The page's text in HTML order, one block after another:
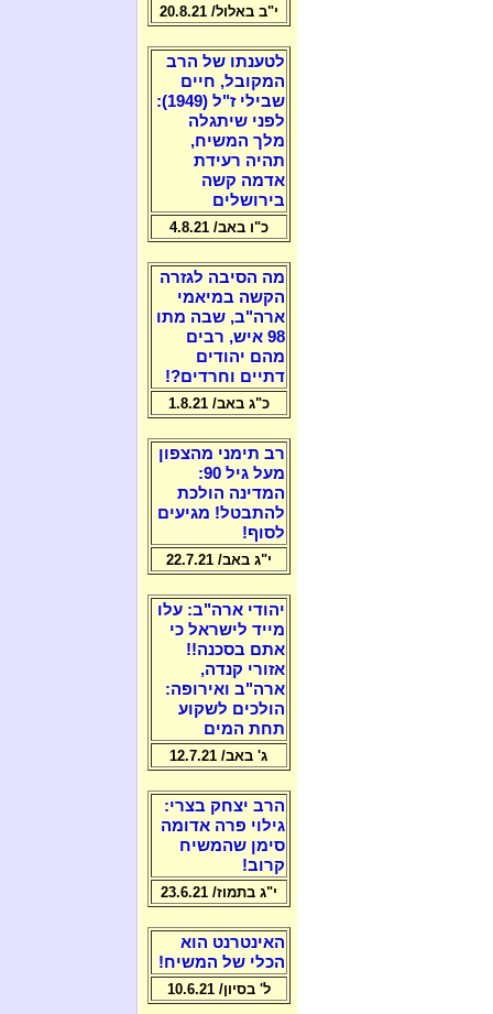
י"ב באלול/ 20.8.21
לטענתו של הרב
המקובל, חיים
שבילי ז"ל (1949):
לפני שיתגלה
מלך המשיח,
תהיה רעידת
אדמה קשה
בירושלים
כ"ו באב/ 4.8.21
מה הסיבה לגזרה
הקשה במיאמי
ארה"ב, שבה מתו
98 איש, רבים
מהם יהודים
דתיים וחרדים?!
כ"ג באב/ 1.8.21
רב תימני מהצפון
מעל גיל 90:
המדינה הולכת
להתבטל! מגיעים
לסוף!
י"ג באב/ 22.7.21
יהודי ארה"ב: עלו
מייד לישראל כי
אתם בסכנה!!
אזורי קנדה,
ארה"ב ואירופה:
הולכים לשקוע
תחת המים
ג' באב/ 12.7.21
הרב יצחק בצרי:
גילוי פרה אדומה
סימן שהמשיח
קרוב!
י"ג בתמוז/ 23.6.21
האינטרנט הוא
הכלי של המשיח!
ל' בסיון/ 10.6.21